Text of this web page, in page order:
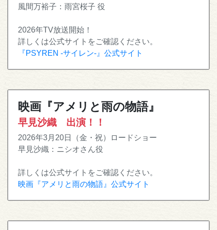
風間万裕子：雨宮桜子 役
2026年TV放送開始！
詳しくは公式サイトをご確認ください。
『PSYREN -サイレン-』公式サイト
映画『アメリと雨の物語』
早見沙織 出演！！
2026年3月20日（金・祝）ロードショー
早見沙織：ニシオさん役
詳しくは公式サイトをご確認ください。
映画『アメリと雨の物語』公式サイト